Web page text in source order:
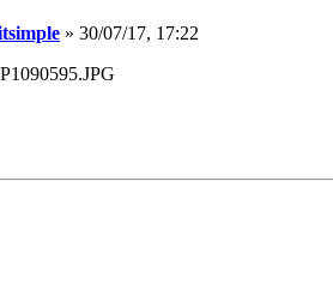
» 30/07/17, 17:22
P1090595.JPG